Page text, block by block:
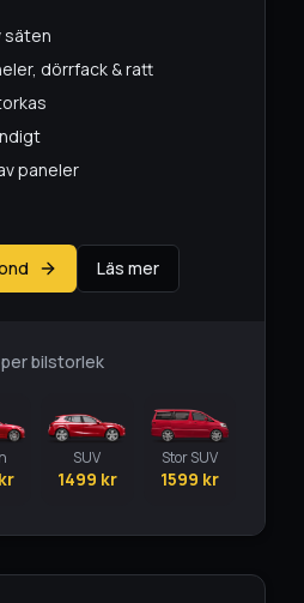
säten
dörrfack & ratt
paneler
Läs mer
bilstorlek
kr
SUV
1499 kr
Stor SUV
1599 kr